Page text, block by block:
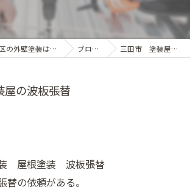
兵庫県神戸市北区の外壁塗装は株式会社広瀬塗装店 ブログ一覧 三田市 塗装屋の波板張替
の波板張替
屋根塗装 波板張替
替の依頼がある。